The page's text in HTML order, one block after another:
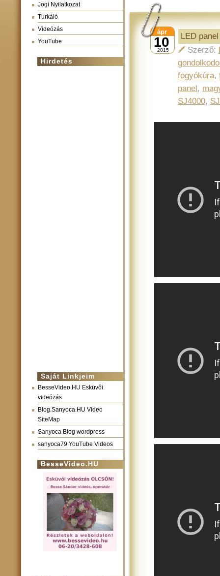
Jogi Nyilatkozat
Turkáló
Videózás
YouTube
Hirdetés
Saját Linkjeim
BesseVideo.HU Esküvői
videózás
Blog.Sanyoca.HU Video
SiteMap
Sanyoca Blog wordpress
sanyoca79 YouTube Videos
BesseVideo.HU
10
ápr
2015
LED
Szerző:
fogyókúra,
panel,
SJ4000,